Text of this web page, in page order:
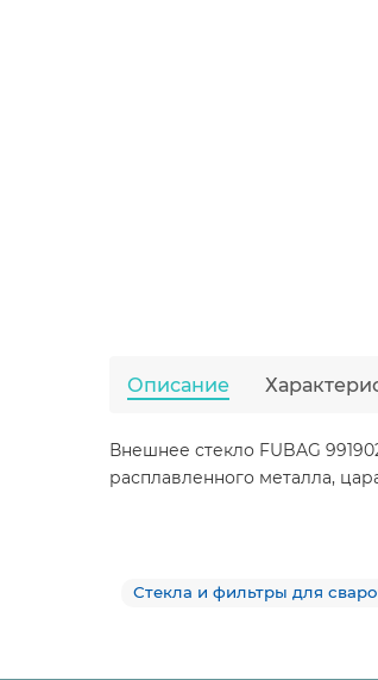
Описание
Внешнее стекло FUBAG
расплавленного металла,
Стекла и фильтры для